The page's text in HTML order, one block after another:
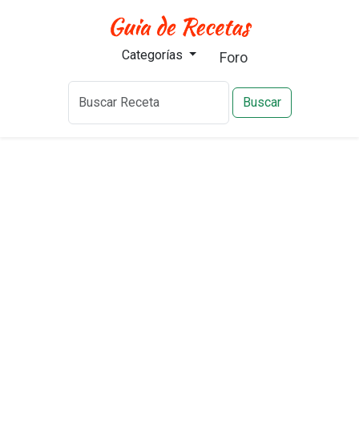
Categorías Foro
Buscar